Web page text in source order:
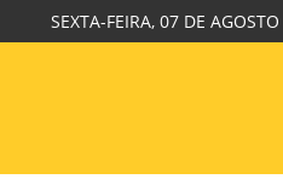
SEXTA-FEIRA, 07 DE